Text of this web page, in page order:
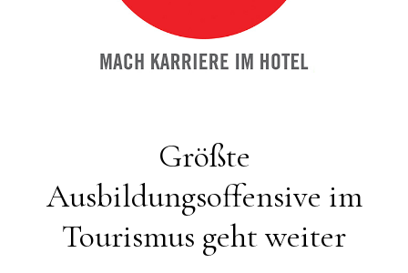
Größte
Ausbildungsoffensive im
Tourismus geht weiter